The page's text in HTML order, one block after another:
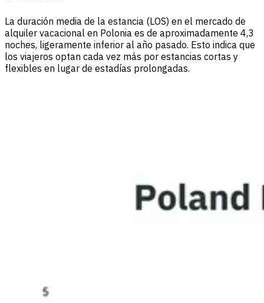
La duración media de la estancia (LOS) en el mercado de
alquiler vacacional en Polonia es de aproximadamente 4,3
noches, ligeramente inferior al año pasado. Esto indica que
los viajeros optan cada vez más por estancias cortas y
flexibles en lugar de estadías prolongadas.